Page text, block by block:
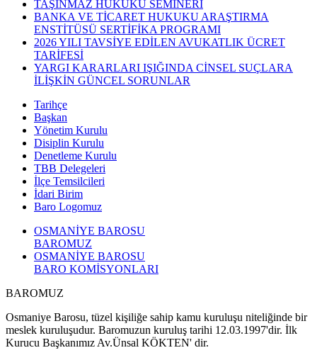
TAŞINMAZ HUKUKU SEMİNERİ
BANKA VE TİCARET HUKUKU ARAŞTIRMA
ENSTİTÜSÜ SERTİFİKA PROGRAMI
2026 YILI TAVSİYE EDİLEN AVUKATLIK ÜCRET
TARİFESİ
YARGI KARARLARI IŞIĞINDA CİNSEL SUÇLARA
İLİŞKİN GÜNCEL SORUNLAR
Tarihçe
Başkan
Yönetim Kurulu
Disiplin Kurulu
Denetleme Kurulu
TBB Delegeleri
İlçe Temsilcileri
İdari Birim
Baro Logomuz
OSMANİYE BAROSU
BAROMUZ
OSMANİYE BAROSU
BARO KOMİSYONLARI
BAROMUZ
Osmaniye Barosu, tüzel kişiliğe sahip kamu kuruluşu niteliğinde bir
meslek kuruluşudur. Baromuzun kuruluş tarihi 12.03.1997'dir. İlk
Kurucu Başkanımız Av.Ünsal KÖKTEN' dir.